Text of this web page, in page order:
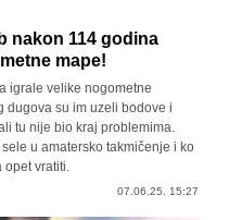
nakon 114 godina
mape!
igrale velike nogometne
dugova su im uzeli bodove i
tu nije bio kraj problemima.
u amatersko takmičenje i ko
opet vratiti.
07.06.25. 15:27